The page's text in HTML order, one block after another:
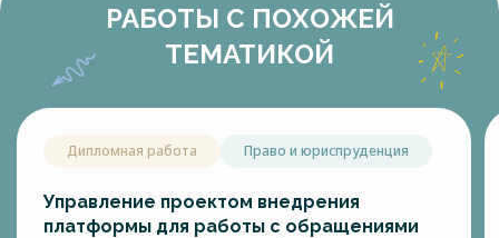
РАБОТЫ С ПОХОЖЕЙ
ТЕМАТИКОЙ
Дипломная работа Право и юриспруденция
Управление проектом внедрения
платформы для работы с обращениями